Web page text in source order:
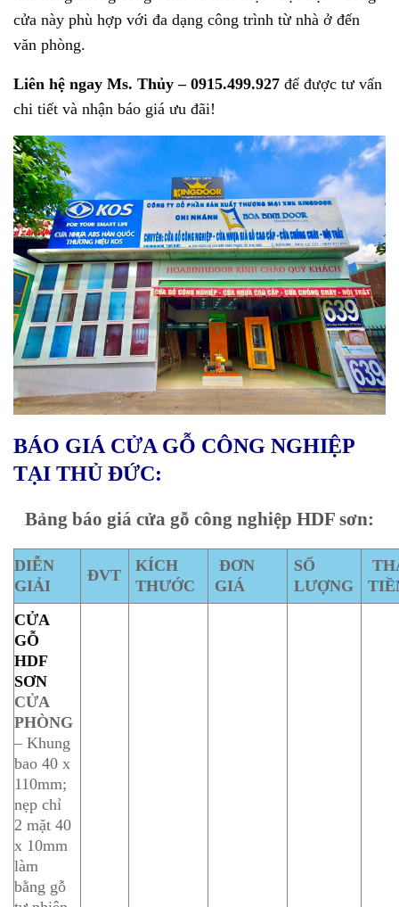
cửa này phù hợp với đa dạng công trình từ nhà ở đến
văn phòng.
Liên hệ ngay Ms. Thủy – 0915.499.927 để được tư vấn
chi tiết và nhận báo giá ưu đãi!
BÁO GIÁ CỬA GỖ CÔNG NGHIỆP
TẠI THỦ ĐỨC:
Bảng báo giá cửa gỗ công nghiệp HDF sơn:
DIỄN
GIẢI
ĐVT
KÍCH
THƯỚC
ĐƠN
GIÁ
SỐ
LƯỢNG
CỬA
GỖ
HDF
SƠN
CỬA
PHÒNG
– Khung
bao 40 x
110mm;
nẹp chỉ
2 mặt 40
x 10mm
làm
bằng gỗ